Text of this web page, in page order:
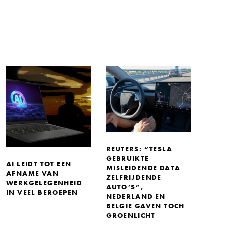
AI LEIDT TOT EEN
AFNAME VAN
WERKGELEGENHEID
IN VEEL BEROEPEN
REUTERS: “TESLA
GEBRUIKTE
MISLEIDENDE DATA
ZELFRIJDENDE
AUTO’S”,
NEDERLAND EN
BELGIE GAVEN TOCH
GROENLICHT